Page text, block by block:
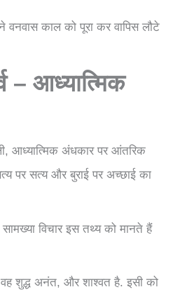
काल को पूरा कर वापिस लौटे
– आध्यात्मिक
आध्यात्मिक अंधकार पर आंतरिक
पर सत्य और बुराई पर अच्छाई का
विचार इस तथ्य को मानते हैं
शुद्ध अनंत, और शाश्वत है. इसी को